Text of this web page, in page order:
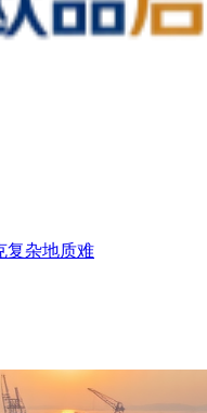
复杂地质难